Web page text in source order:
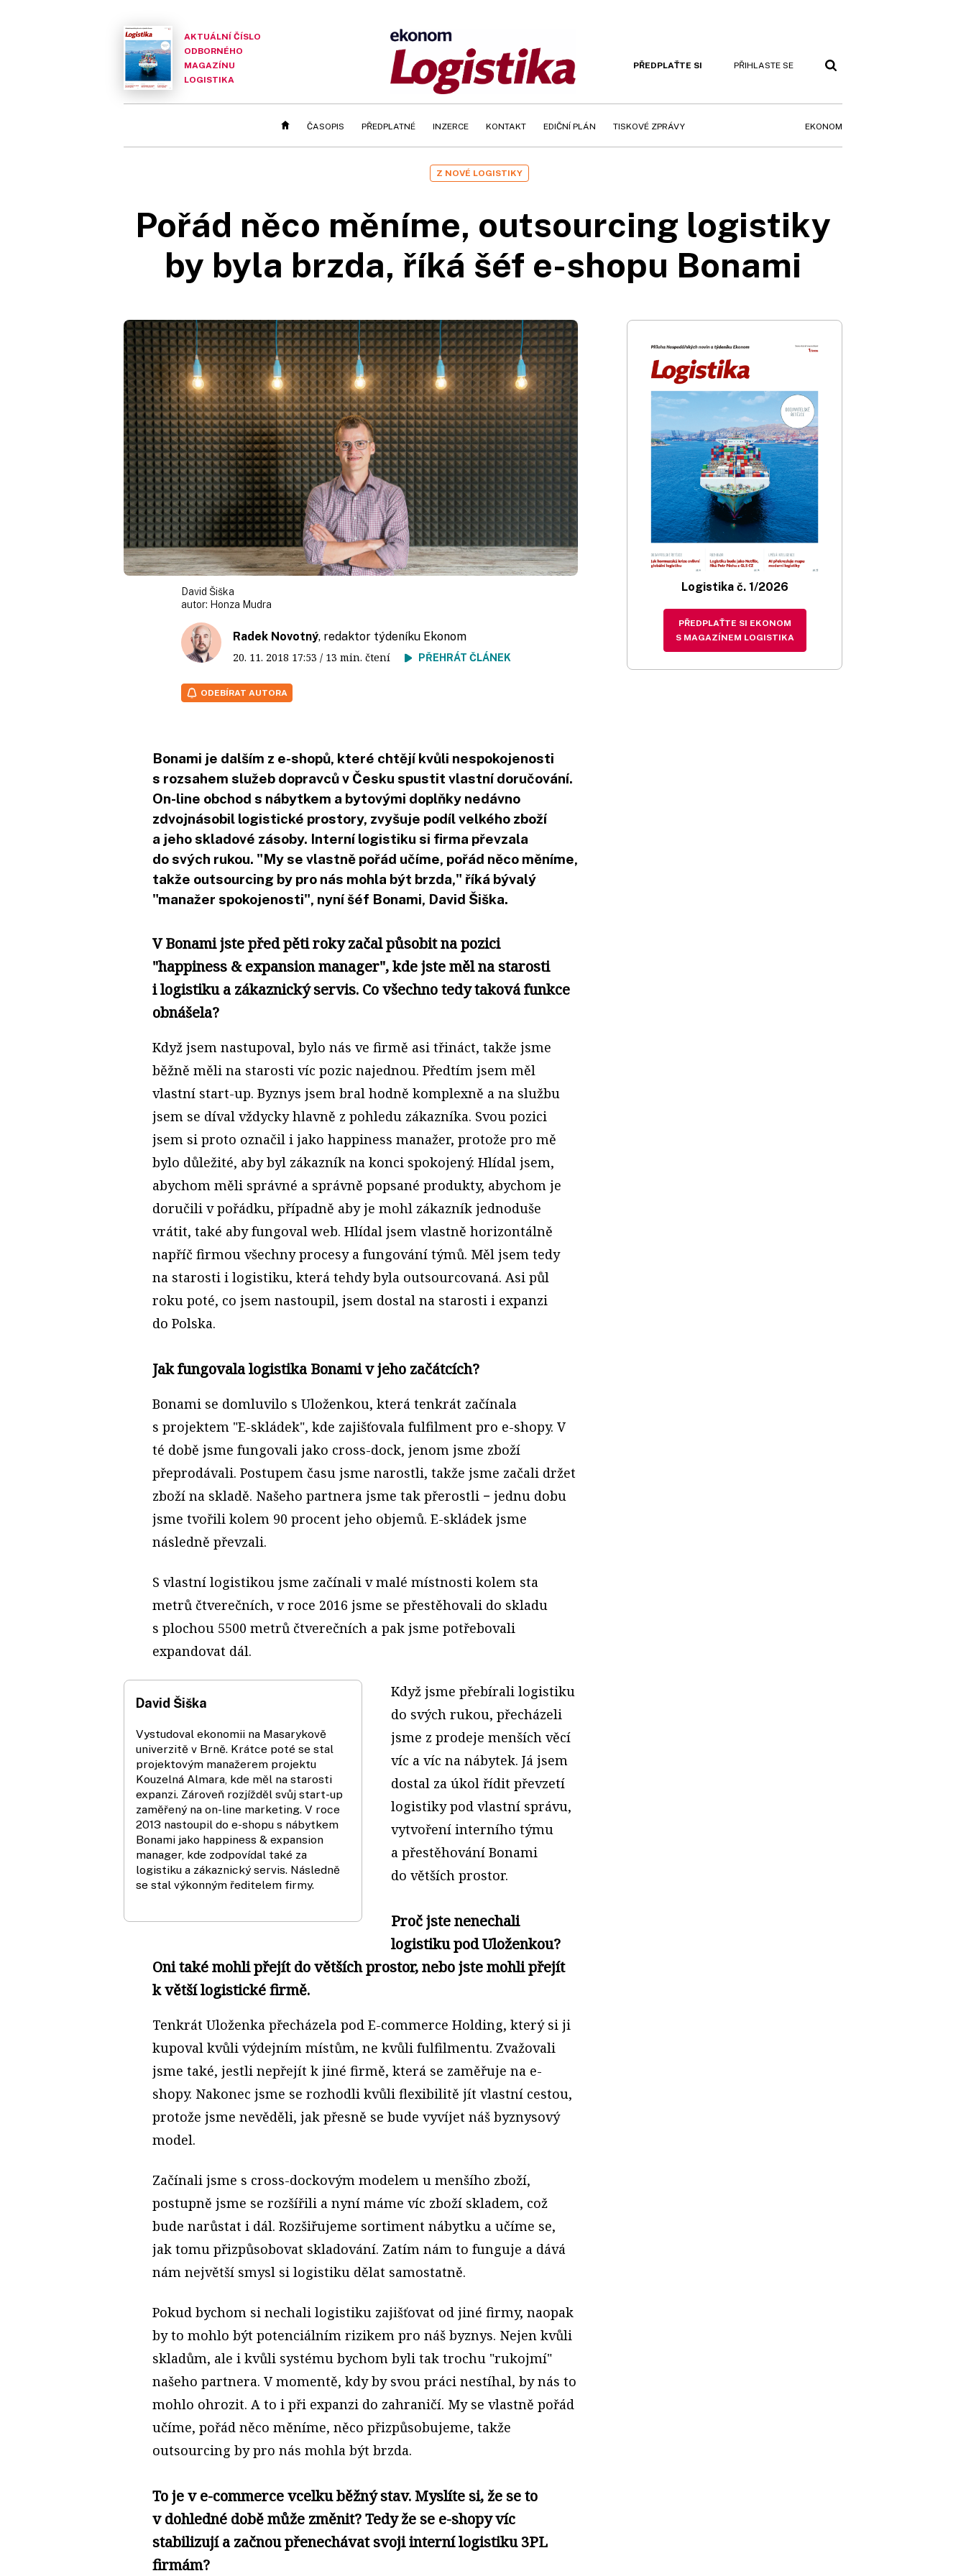
AKTUÁLNÍ ČÍSLO
ODBORNÉHO
MAGAZÍNU
LOGISTIKA
PŘEDPLAŤTE SI PŘIHLASTE SE
ČASOPIS PŘEDPLATNÉ INZERCE KONTAKT EDIČNÍ PLÁN TISKOVÉ ZPRÁVY EKONOM
Z NOVÉ LOGISTIKY
Pořád něco měníme, outsourcing logistiky
by byla brzda, říká šéf e-shopu Bonami
David Šiška
autor: Honza Mudra
Radek Novotný, redaktor týdeníku Ekonom
20. 11. 2018 17:53 / 13 min. čtení PŘEHRÁT ČLÁNEK
ODEBÍRAT AUTORA
Bonami je dalším z e-shopů, které chtějí kvůli nespokojenosti
s rozsahem služeb dopravců v Česku spustit vlastní doručování.
On-line obchod s nábytkem a bytovými doplňky nedávno
zdvojnásobil logistické prostory, zvyšuje podíl velkého zboží
a jeho skladové zásoby. Interní logistiku si firma převzala
do svých rukou. "My se vlastně pořád učíme, pořád něco měníme,
takže outsourcing by pro nás mohla být brzda," říká bývalý
"manažer spokojenosti", nyní šéf Bonami, David Šiška.
V Bonami jste před pěti roky začal působit na pozici
"happiness & expansion manager", kde jste měl na starosti
i logistiku a zákaznický servis. Co všechno tedy taková funkce
obnášela?
Když jsem nastupoval, bylo nás ve firmě asi třináct, takže jsme
běžně měli na starosti víc pozic najednou. Předtím jsem měl
vlastní start-up. Byznys jsem bral hodně komplexně a na službu
jsem se díval vždycky hlavně z pohledu zákazníka. Svou pozici
jsem si proto označil i jako happiness manažer, protože pro mě
bylo důležité, aby byl zákazník na konci spokojený. Hlídal jsem,
abychom měli správné a správně popsané produkty, abychom je
doručili v pořádku, případně aby je mohl zákazník jednoduše
vrátit, také aby fungoval web. Hlídal jsem vlastně horizontálně
napříč firmou všechny procesy a fungování týmů. Měl jsem tedy
na starosti i logistiku, která tehdy byla outsourcovaná. Asi půl
roku poté, co jsem nastoupil, jsem dostal na starosti i expanzi
do Polska.
Jak fungovala logistika Bonami v jeho začátcích?
Bonami se domluvilo s Uloženkou, která tenkrát začínala
s projektem "E-skládek", kde zajišťovala fulfilment pro e-shopy. V
té době jsme fungovali jako cross-dock, jenom jsme zboží
přeprodávali. Postupem času jsme narostli, takže jsme začali držet
zboží na skladě. Našeho partnera jsme tak přerostli − jednu dobu
jsme tvořili kolem 90 procent jeho objemů. E-skládek jsme
následně převzali.
S vlastní logistikou jsme začínali v malé místnosti kolem sta
metrů čtverečních, v roce 2016 jsme se přestěhovali do skladu
s plochou 5500 metrů čtverečních a pak jsme potřebovali
expandovat dál.
David Šiška
Vystudoval ekonomii na Masarykově
univerzitě v Brně. Krátce poté se stal
projektovým manažerem projektu
Kouzelná Almara, kde měl na starosti
expanzi. Zároveň rozjížděl svůj start-up
zaměřený na on-line marketing. V roce
2013 nastoupil do e-shopu s nábytkem
Bonami jako happiness & expansion
manager, kde zodpovídal také za
logistiku a zákaznický servis. Následně
se stal výkonným ředitelem firmy.
Když jsme přebírali logistiku
do svých rukou, přecházeli
jsme z prodeje menších věcí
víc a víc na nábytek. Já jsem
dostal za úkol řídit převzetí
logistiky pod vlastní správu,
vytvoření interního týmu
a přestěhování Bonami
do větších prostor.
Proč jste nenechali
logistiku pod Uloženkou?
Oni také mohli přejít do větších prostor, nebo jste mohli přejít
k větší logistické firmě.
Tenkrát Uloženka přecházela pod E-commerce Holding, který si ji
kupoval kvůli výdejním místům, ne kvůli fulfilmentu. Zvažovali
jsme také, jestli nepřejít k jiné firmě, která se zaměřuje na e-
shopy. Nakonec jsme se rozhodli kvůli flexibilitě jít vlastní cestou,
protože jsme nevěděli, jak přesně se bude vyvíjet náš byznysový
model.
Začínali jsme s cross-dockovým modelem u menšího zboží,
postupně jsme se rozšířili a nyní máme víc zboží skladem, což
bude narůstat i dál. Rozšiřujeme sortiment nábytku a učíme se,
jak tomu přizpůsobovat skladování. Zatím nám to funguje a dává
nám největší smysl si logistiku dělat samostatně.
Pokud bychom si nechali logistiku zajišťovat od jiné firmy, naopak
by to mohlo být potenciálním rizikem pro náš byznys. Nejen kvůli
skladům, ale i kvůli systému bychom byli tak trochu "rukojmí"
našeho partnera. V momentě, kdy by svou práci nestíhal, by nás to
mohlo ohrozit. A to i při expanzi do zahraničí. My se vlastně pořád
učíme, pořád něco měníme, něco přizpůsobujeme, takže
outsourcing by pro nás mohla být brzda.
To je v e-commerce vcelku běžný stav. Myslíte si, že se to
v dohledné době může změnit? Tedy že se e-shopy víc
stabilizují a začnou přenechávat svoji interní logistiku 3PL
firmám?
Logistika č. 1/2026
PŘEDPLAŤTE SI EKONOM
S MAGAZÍNEM LOGISTIKA